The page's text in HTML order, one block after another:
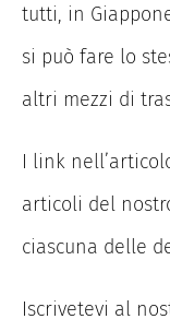
tutti, in
si può fare lo
altri mezzi di
I link
articoli del
ciascuna delle
Iscrivetevi al